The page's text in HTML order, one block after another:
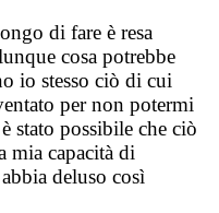
di fare è resa
cosa potrebbe
io stesso ciò di cui
per non potermi
stato possibile che ciò
mia capacità di
deluso così